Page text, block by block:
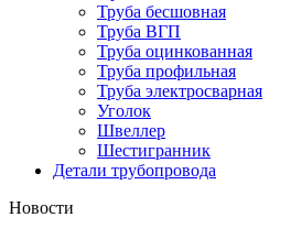
Труба бесшовная
Труба ВГП
Труба оцинкованная
Труба профильная
Труба электросварная
Уголок
Швеллер
Шестигранник
Детали трубопровода
Новости